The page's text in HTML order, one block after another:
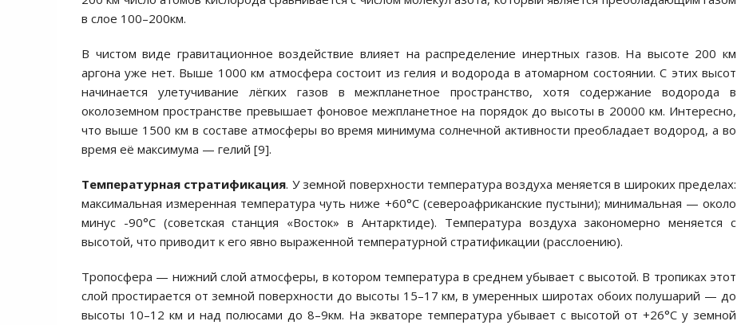
в слое 100–200км.
В чистом виде гравитационное воздействие влияет на распределение инертных газов. На высоте 200 км
аргона уже нет. Выше 1000 км атмосфера состоит из гелия и водорода в атомарном состоянии. С этих высот
начинается улетучивание лёгких газов в межпланетное пространство, хотя содержание водорода в
околоземном пространстве превышает фоновое межпланетное на порядок до высоты в 20000 км. Интересно,
что выше 1500 км в составе атмосферы во время минимума солнечной активности преобладает водород, а во
время её максимума — гелий [9].
Температурная стратификация. У земной поверхности температура воздуха меняется в широких пределах:
максимальная измеренная температура чуть ниже +60°С (североафриканские пустыни); минимальная — около
минус -90°С (советская станция «Восток» в Антарктиде). Температура воздуха закономерно меняется с
высотой, что приводит к его явно выраженной температурной стратификации (расслоению).
Тропосфера — нижний слой атмосферы, в котором температура в среднем убывает с высотой. В тропиках этот
слой простирается от земной поверхности до высоты 15–17 км, в умеренных широтах обоих полушарий — до
высоты 10–12 км и над полюсами до 8–9км. На экваторе температура убывает с высотой от +26°С у земной